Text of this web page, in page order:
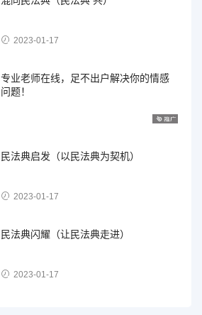
2023-01-17
专业老师在线，足不出户解决你的情感
问题！
民法典启发（以民法典为契机）
2023-01-17
民法典闪耀（让民法典走进）
2023-01-17